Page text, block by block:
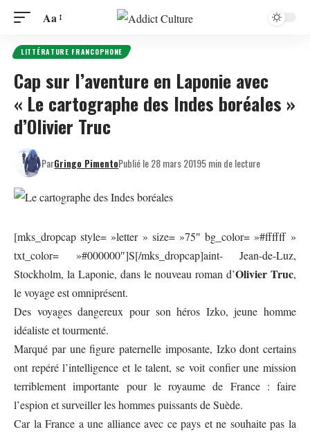
Aa
LITTÉRATURE FRANCOPHONE
Cap sur l’aventure en Laponie avec
« Le cartographe des Indes boréales »
d’Olivier Truc
ParGringo PimentoPublié le 28 mars 20195 min de lecture
[mks_dropcap style= »letter » size= »75″ bg_color= »#ffffff »
txt_color= »#000000″]S[/mks_dropcap]aint- Jean-de-Luz,
Stockholm, la Laponie, dans le nouveau roman d’Olivier Truc,
le voyage est omniprésent.
Des voyages dangereux pour son héros Izko, jeune homme
idéaliste et tourmenté.
Marqué par une figure paternelle imposante, Izko dont certains
ont repéré l’intelligence et le talent, se voit confier une mission
terriblement importante pour le royaume de France : faire
l’espion et surveiller les hommes puissants de Suède.
Car la France a une alliance avec ce pays et ne souhaite pas la